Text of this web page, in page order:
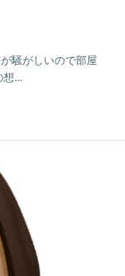
騒がしいので部屋
...